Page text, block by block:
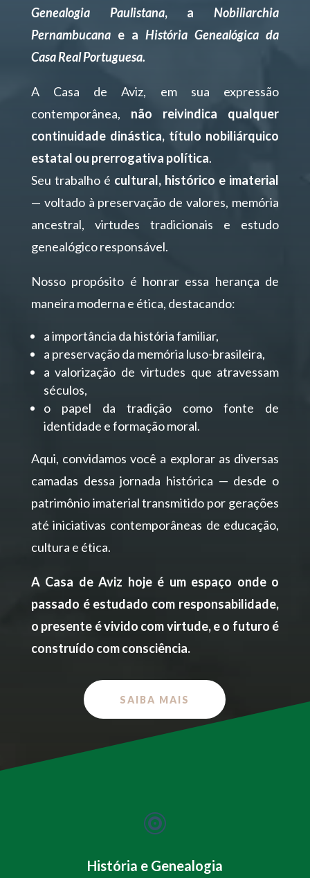
Genealogia Paulistana, aNobiliarchia
Pernambucanae aHistória Genealógica da
Casa Real Portuguesa.
A Casa de Aviz, em sua expressão
contemporânea, não reivindica qualquer
continuidade dinástica, título nobiliárquico
estatal ou prerrogativa política.
Seu trabalho é cultural, histórico e imaterial
— voltado à preservação de valores, memória
ancestral, virtudes tradicionais e estudo
genealógico responsável.
Nosso propósito é honrar essa herança de
maneira moderna e ética, destacando:
a importância da história familiar,
a preservação da memória luso-brasileira,
a valorização de virtudes que atravessam
séculos,
o papel da tradição como fonte de
identidade e formação moral.
Aqui, convidamos você a explorar as diversas
camadas dessa jornada histórica — desde o
patrimônio imaterial transmitido por gerações
até iniciativas contemporâneas de educação,
cultura e ética.
A Casa de Aviz hoje é um espaço onde o
passado é estudado com responsabilidade,
o presente é vivido com virtude, e o futuro é
construído com consciência.
SAIBA MAIS

História e Genealogia